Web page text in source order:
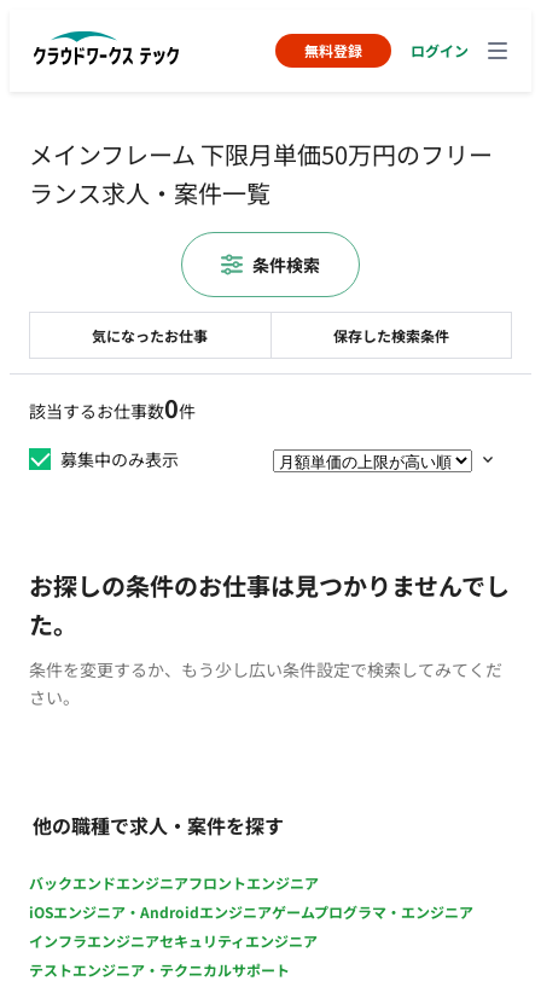
無料登録 ログイン
メインフレーム 下限月単価50万円のフリー
ランス求人・案件一覧
該当するお仕事数0件
募集中のみ表示
お探しの条件のお仕事は見つかりませんでし
た。
条件を変更するか、もう少し広い条件設定で検索してみてくだ
さい。
他の職種で求人・案件を探す
バックエンドエンジニアフロントエンジニア
iOSエンジニア・Androidエンジニアゲームプログラマ・エンジニア
インフラエンジニアセキュリティエンジニア
テストエンジニア・テクニカルサポート
気になったお仕事 保存した検索条件
条件検索